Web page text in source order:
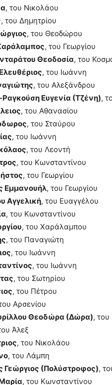
, του Νικολάου
, του Δημητρίου
, του Θεοδώρου
, του Γεωργίου
Θεοδοσία, του
, του Ιωάννη
, του Αλεξάνδρου
Ευγενία (Τζένη),
, του Αθανασίου
, του Σταύρου
, του Ιωάννη
, του Λεοντή
, του Κωνσταντίνου
, του Γεωργίου
Εμμανουήλ, του Γεωργίου
Αγγελική, του Ευαγγέλου
, του Κωνσταντίνου
, του Χαράλαμπου
, του Παναγιώτη
, του Ιωάννη
, του Ιωάννη
, του Σωτηρίου
, του Πέτρου
Αρσενίου
Θεοδώρα (Δώρα), του
Άλεξ
, του Νικολάου
, του Λάμπη
Γεώργιος (Πολύστροφος),
, του Κωνσταντίνου